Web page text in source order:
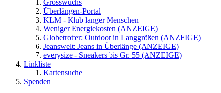
Grosswuchs
Überlängen-Portal
KLM - Klub langer Menschen
Weniger Energiekosten (ANZEIGE)
Globetrotter: Outdoor in Langgrößen (ANZEIGE)
Jeanswelt: Jeans in Überlänge (ANZEIGE)
everysize - Sneakers bis Gr. 55 (ANZEIGE)
Linkliste
Kartensuche
Spenden